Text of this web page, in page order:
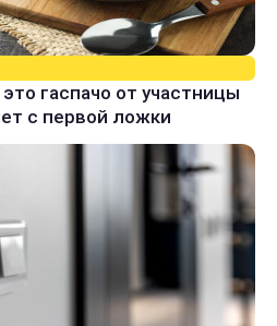
гаспачо от участницы
с первой ложки